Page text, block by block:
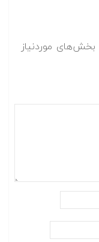
بخش‌های موردنیاز